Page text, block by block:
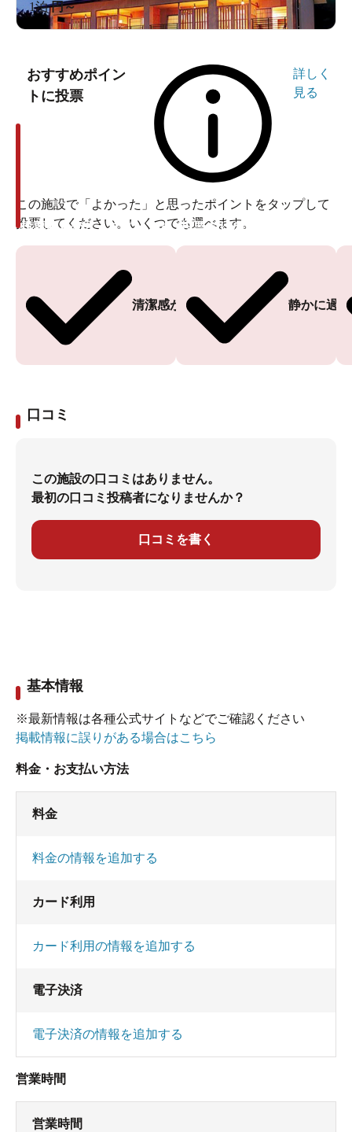
1泊円～
おすすめポイン
トに投票
詳しく
見る
この施設で「よかった」と思ったポイントをタップして
投票してください。いくつでも選べます。
清潔感がある
投票ありがとうございます
静かに過
投票ありがとうございます
口コミ
この施設の口コミはありません。
最初の口コミ投稿者になりませんか？
口コミを書く
基本情報
※最新情報は各種公式サイトなどでご確認ください
掲載情報に誤りがある場合はこちら
料金・お支払い方法
料金
料金の情報を追加する
カード利用
カード利用の情報を追加する
電子決済
電子決済の情報を追加する
営業時間
営業時間